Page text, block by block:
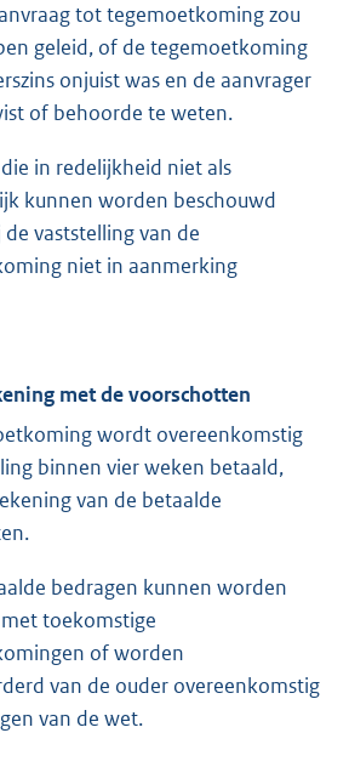
tot tegemoetkoming zou
geleid, of de tegemoetkoming
onjuist was en de aanvrager
of behoorde te weten.
in redelijkheid niet als
kunnen worden beschouwd
vaststelling van de
niet in aanmerking
met de voorschotten
wordt overeenkomstig
binnen vier weken betaald,
van de betaalde
bedragen kunnen worden
toekomstige
of worden
van de ouder overeenkomstig
van de wet.